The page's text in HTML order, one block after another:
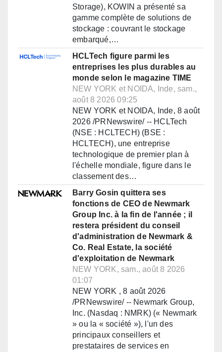
Storage), KOWIN a présenté sa
gamme complète de solutions de
stockage : couvrant le stockage
embarqué,…
HCLTech figure parmi les
entreprises les plus durables au
monde selon le magazine TIME
NEW YORK et NOIDA, Inde, sam.,
août 8 2026 09:25
NEW YORK et NOIDA, Inde, 8 août
2026 /PRNewswire/ -- HCLTech
(NSE : HCLTECH) (BSE :
HCLTECH), une entreprise
technologique de premier plan à
l'échelle mondiale, figure dans le
classement des…
Barry Gosin quittera ses
fonctions de CEO de Newmark
Group Inc. à la fin de l'année ; il
restera président du conseil
d'administration de Newmark &
Co. Real Estate, la société
d'exploitation de Newmark
NEW YORK, sam., août 8 2026
01:07
NEW YORK , 8 août 2026
/PRNewswire/ -- Newmark Group,
Inc. (Nasdaq : NMRK) (« Newmark
» ou la « société »), l'un des
principaux conseillers et
prestataires de services en